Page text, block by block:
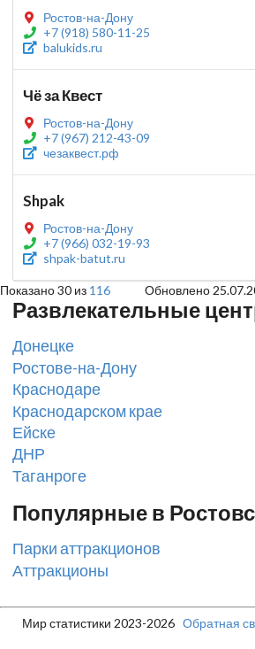
Ростов-на-Дону
+7 (918) 580-11-25
balukids.ru
Чё за Квест
Ростов-на-Дону
+7 (967) 212-43-09
чезаквест.рф
Shpak
Ростов-на-Дону
+7 (966) 032-19-93
shpak-batut.ru
Показано 30 из 116 Обновлено
Развлекательные
Донецке
Ростове-на-Дону
Краснодаре
Краснодарском крае
Ейске
ДНР
Таганроге
Популярные в
Парки аттракционов
Аттракционы
Мир статистики 2023-2026 Обратная